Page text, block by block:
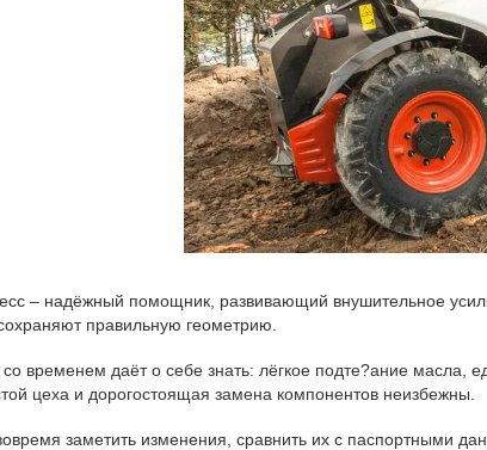
– надёжный помощник, развивающий внушительное
правильную геометрию.
со временем даёт о себе знать: лёгкое подте?ание
цеха и дорогостоящая замена компонентов неизбежны.
заметить изменения, сравнить их с паспортными